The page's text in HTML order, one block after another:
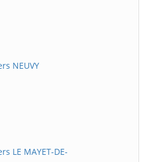
NEUVY
LE MAYET-DE-